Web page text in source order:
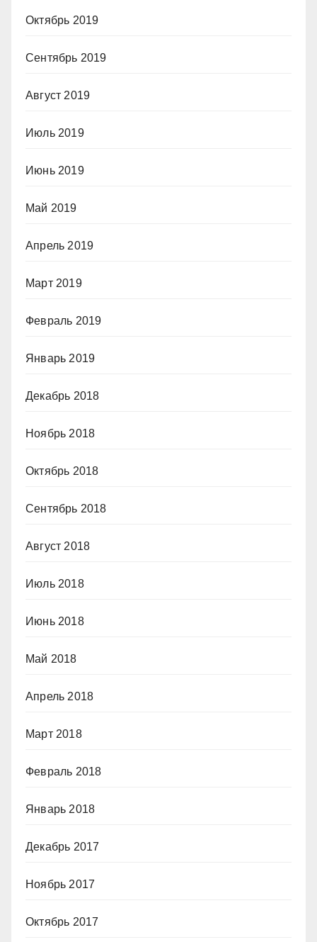
Октябрь 2019
Сентябрь 2019
Август 2019
Июль 2019
Июнь 2019
Май 2019
Апрель 2019
Март 2019
Февраль 2019
Январь 2019
Декабрь 2018
Ноябрь 2018
Октябрь 2018
Сентябрь 2018
Август 2018
Июль 2018
Июнь 2018
Май 2018
Апрель 2018
Март 2018
Февраль 2018
Январь 2018
Декабрь 2017
Ноябрь 2017
Октябрь 2017